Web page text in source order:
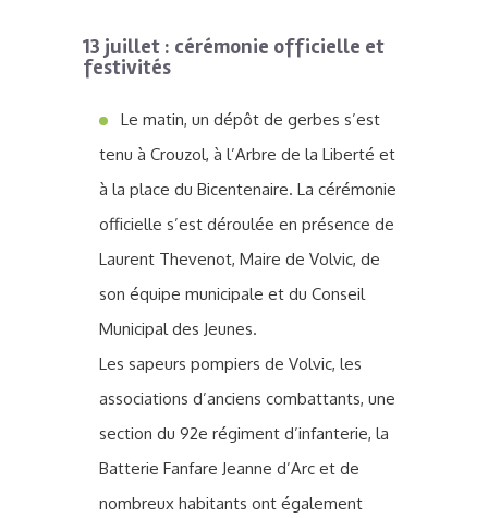
13 juillet : cérémonie officielle et
festivités
Le matin, un dépôt de gerbes s’est
tenu à Crouzol, à l’Arbre de la Liberté et
à la place du Bicentenaire. La cérémonie
officielle s’est déroulée en présence de
Laurent Thevenot, Maire de Volvic, de
son équipe municipale et du Conseil
Municipal des Jeunes.
Les sapeurs pompiers de Volvic, les
associations d’anciens combattants, une
section du 92e régiment d’infanterie, la
Batterie Fanfare Jeanne d’Arc et de
nombreux habitants ont également